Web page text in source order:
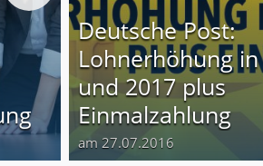
Deutsche Post:
Lohnerhöhung
und 2017 plus
Einmalzahlung
am 27.07.2016